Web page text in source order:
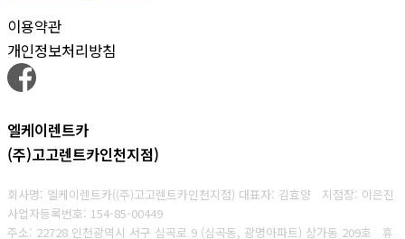
이용약관
개인정보처리방침
엘케이렌트카
(주)고고렌트카인천지점)
회사명: 엘케이렌트카((주)고고렌트카인천지점) 대표자: 김효양 지점장: 이은진
사업자등록번호: 154-85-00449
주소: 22728 인천광역시 서구 심곡로 9 (심곡동, 광명아파트) 상가동 209호 휴